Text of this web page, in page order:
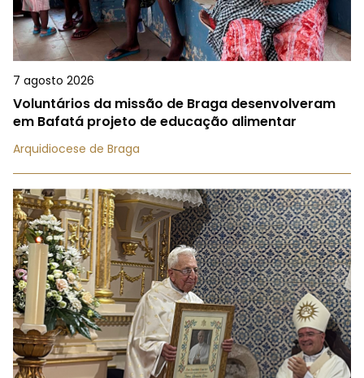
7 agosto 2026
Voluntários da missão de Braga desenvolveram
em Bafatá projeto de educação alimentar
Arquidiocese de Braga